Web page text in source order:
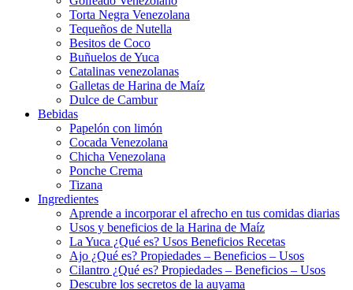
Torta Negra Venezolana
Tequeños de Nutella
Besitos de Coco
Buñuelos de Yuca
Catalinas venezolanas
Galletas de Harina de Maíz
Dulce de Cambur
Bebidas
Papelón con limón
Cocada Venezolana
Chicha Venezolana
Ponche Crema
Tizana
Ingredientes
Aprende a incorporar el afrecho en tus comidas diarias
Usos y beneficios de la Harina de Maíz
La Yuca ¿Qué es? Usos Beneficios Recetas
Ajo ¿Qué es? Propiedades – Beneficios – Usos
Cilantro ¿Qué es? Propiedades – Beneficios – Usos
Descubre los secretos de la auyama